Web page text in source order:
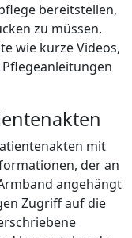
bereitstellen,
zu müssen.
wie kurze Videos,
mit
der an
angehängt
Zugriff auf die